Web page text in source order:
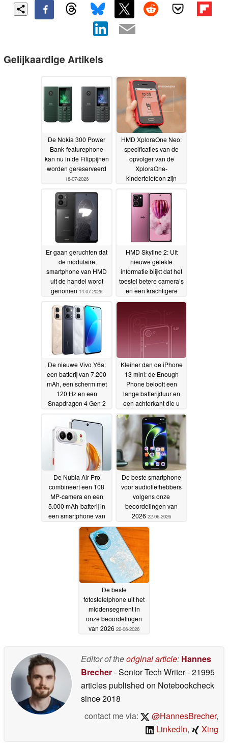
Gelijkaardige Artikels
De Nokia 300 Power
Bank-featurephone
kan nu in de Filippijnen
worden gereserveerd
18-07-2026
HMD XploraOne Neo:
specificaties van de
opvolger van de
XploraOne-
kindertelefoon zijn
Er gaan geruchten dat
de modulaire
smartphone van HMD
uit de handel wordt
genomen 14-07-2026
HMD Skyline 2: Uit
nieuwe gelekte
informatie blijkt dat het
toestel betere camera’s
en een krachtigere
processor heeft06-07-
De nieuwe Vivo Y6a:
een batterij van 7.200
mAh, een scherm met
120 Hz en een
Snapdragon 4 Gen 2
prijs26-06-2026
Kleiner dan de iPhone
13 mini: de Enough
Phone belooft een
lange batterijduur en
een achterkant die u
erop kunt schroeven26-
06-2026
De Nubia Air Pro
combineert een 108
MP-camera en een
5.000 mAh-batterij in
een smartphone van
5,99 mm dik26-06-2026
De beste smartphone
voor audioliefhebbers
volgens onze
beoordelingen van
2026 22-06-2026
De beste
fotostelelphone uit het
middensegment in
onze beoordelingen
van 2026 22-06-2026
Editor of theoriginal article: Hannes
Brecher- Senior Tech Writer- 21995
articles published on Notebookcheck
since 2018
contact me via:
@HannesBrecher,
LinkedIn, Xing